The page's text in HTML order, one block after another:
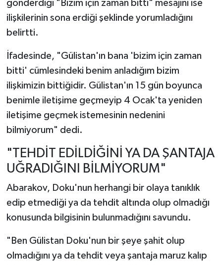
gönderdiği "Bizim için zaman bitti" mesajını ise
ilişkilerinin sona erdiği şeklinde yorumladığını
belirtti.
İfadesinde, "Gülistan'ın bana 'bizim için zaman
bitti' cümlesindeki benim anladığım bizim
ilişkimizin bittiğidir. Gülistan'ın 15 gün boyunca
benimle iletişime geçmeyip 4 Ocak'ta yeniden
iletişime geçmek istemesinin nedenini
bilmiyorum" dedi.
"TEHDİT EDİLDİĞİNİ YA DA ŞANTAJA
UĞRADIĞINI BİLMİYORUM"
Abarakov, Doku'nun herhangi bir olaya tanıklık
edip etmediği ya da tehdit altında olup olmadığı
konusunda bilgisinin bulunmadığını savundu.
"Ben Gülistan Doku'nun bir şeye şahit olup
olmadığını ya da tehdit veya şantaja maruz kalıp